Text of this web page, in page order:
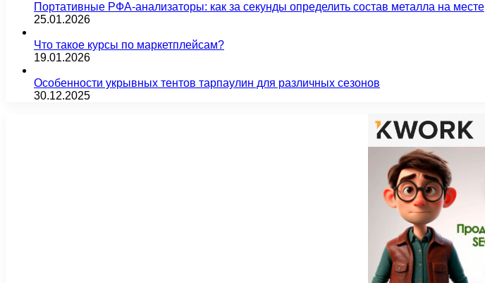
Портативные РФА-анализаторы: как за секунды определить состав металла на месте
25.01.2026
Что такое курсы по маркетплейсам?
19.01.2026
Особенности укрывных тентов тарпаулин для различных сезонов
30.12.2025